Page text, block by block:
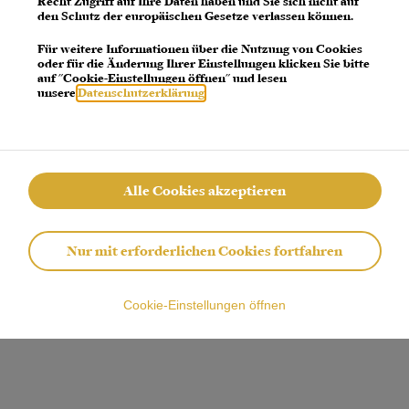
den Schutz der europäischen Gesetze verlassen können.
Für weitere Informationen über die Nutzung von Cookies
oder für die Änderung Ihrer Einstellungen klicken Sie bitte
auf "Cookie-Einstellungen öffnen" und lesen
unsereDatenschutzerklärung.
Alle Cookies akzeptieren
Nur mit erforderlichen Cookies fortfahren
Cookie-Einstellungen öffnen
a client-side exception has occurred (see the browser console for more